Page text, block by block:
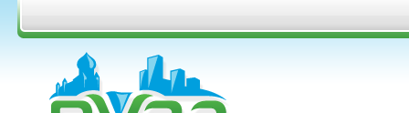
Перейти к основному содержанию